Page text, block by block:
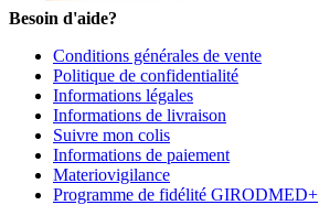
Besoin d'aide?
Conditions générales de vente
Politique de confidentialité
Informations légales
Informations de livraison
Suivre mon colis
Informations de paiement
Materiovigilance
Programme de fidélité GIRODMED+